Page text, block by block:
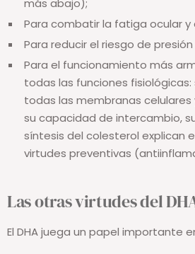
Para combatir la fatiga ocular y
Para reducir el riesgo de
Para el funcionamiento más
todas las funciones fisiológicas:
todas las membranas
su capacidad de intercambio,
síntesis del colesterol explican
virtudes preventivas
Las otras virtudes del
El DHA juega un papel importante